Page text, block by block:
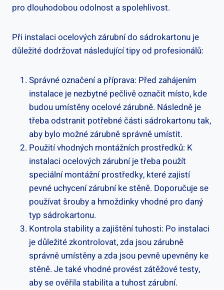
pro dlouhodobou odolnost a spolehlivost.
Při instalaci ocelových zárubní do sádrokartonu je
důležité dodržovat následující tipy od profesionálů:
Správné označení a příprava: Před zahájením
instalace je nezbytné pečlivě označit místo, kde
budou umístěny ocelové zárubně. Následně je
třeba odstranit potřebné části sádrokartonu tak,
aby bylo možné zárubně správně umístit.
Použití vhodných montážních prostředků: K
instalaci ocelových zárubní je třeba použít
speciální montážní prostředky, které zajistí
pevné uchycení zárubní ke stěně. Doporučuje se
používat šrouby a hmoždinky vhodné pro daný
typ sádrokartonu.
Kontrola stability a zajištění tuhosti: Po instalaci
je důležité zkontrolovat, zda jsou zárubně
správně umístěny a zda jsou pevně upevněny ke
stěně. Je také vhodné provést zátěžové testy,
aby se ověřila stabilita a tuhost zárubní.